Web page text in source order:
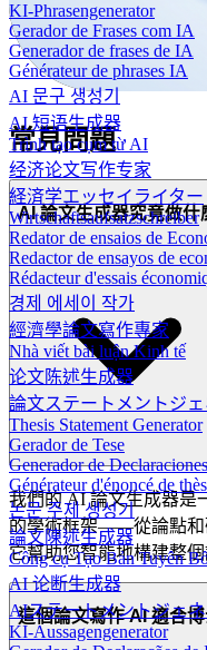
KI-Phrasengenerator
Gerador de Frases com IA
Generador de frases de IA
Générateur de phrases IA
AI 문구 생성기
AI 短语生成器
Trình tạo cụm từ AI
经济论文写作专家
経済学エッセイライター
Wirtschaftsaufsatzschreiber
Redator de ensaios de
Redactor de ensayos de
Rédacteur d'essais
경제 에세이 작가
經濟學論文寫作專家
Nhà viết bài luận Kinh tế
论文陈述生成器
論文ステートメントジ
Thesis Statement Generator
Gerador de Tese
Generador de
Générateur d'énoncé de
논문 주제 생성기
論文陳述生成器
Công cụ Tạo Bản Tuyên
AI 论断生成器
AIステートメントジェ
KI-Aussagengenerator
常見問題
AI 論文生成器究竟做什
我們的 AI 論文生成器是
的學術框架——從論點和
它幫助您智能地構建整個
這個論文寫作 AI 適合博